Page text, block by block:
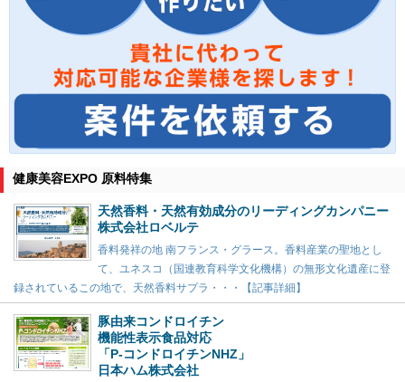
健康美容EXPO 原料特集
天然香料・天然有効成分のリーディングカンパニー
株式会社ロベルテ
香料発祥の地 南フランス・グラース。香料産業の聖地とし
て、ユネスコ（国連教育科学文化機構）の無形文化遺産に登
録されているこの地で、天然香料サプラ・・・【記事詳細】
豚由来コンドロイチン
機能性表示食品対応
「P-コンドロイチンNHZ」
日本ハム株式会社